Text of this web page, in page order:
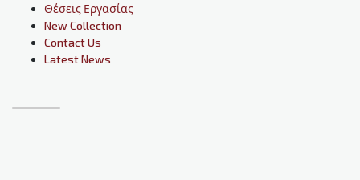
Θέσεις Εργασίας
New Collection
Contact Us
Latest News